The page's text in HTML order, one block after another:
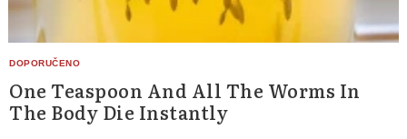
One Teaspoon And All The Worms In
The Body Die Instantly